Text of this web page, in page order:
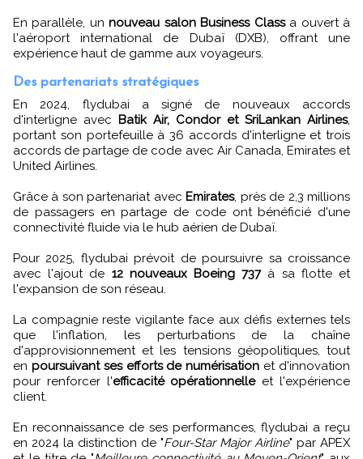
En parallèle, unnouveau salon Business Classa ouvert à
l'aéroport international de Dubaï (DXB), offrant une
expérience haut de gamme aux voyageurs.
Des partenariats stratégiques
En 2024, flydubai a signé de nouveaux accords
d'interligne avec Batik Air, Condor et SriLankan Airlines,
portant son portefeuille à 36 accords d'interligne et trois
accords de partage de code avec Air Canada, Emirates et
United Airlines.
Grâce à son partenariat avec Emirates, près de 2,3 millions
de passagers en partage de code ont bénéficié d'une
connectivité fluide via le hub aérien de Dubaï.
Pour 2025, flydubai prévoit de poursuivre sa croissance
avec l'ajout de 12 nouveaux Boeing 737à sa flotte et
l'expansion de son réseau.
La compagnie reste vigilante face aux défis externes tels
que l'inflation, les perturbations de la chaîne
d'approvisionnement et les tensions géopolitiques, tout
en poursuivant ses efforts de numérisation et d'innovation
pour renforcer l'efficacité opérationnelleet l'expérience
client.
En reconnaissance de ses performances, flydubai a reçu
en 2024 la distinction de "Four-Star Major Airline" par APEX